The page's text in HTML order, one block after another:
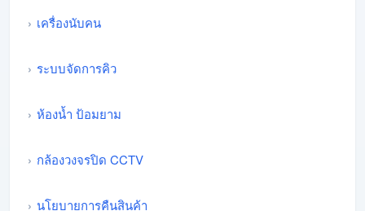
เครื่องนับคน
ระบบจัดการคิว
ห้องน้ำ ป้อมยาม
กล้องวงจรปิด CCTV
นโยบายการคืนสินค้า